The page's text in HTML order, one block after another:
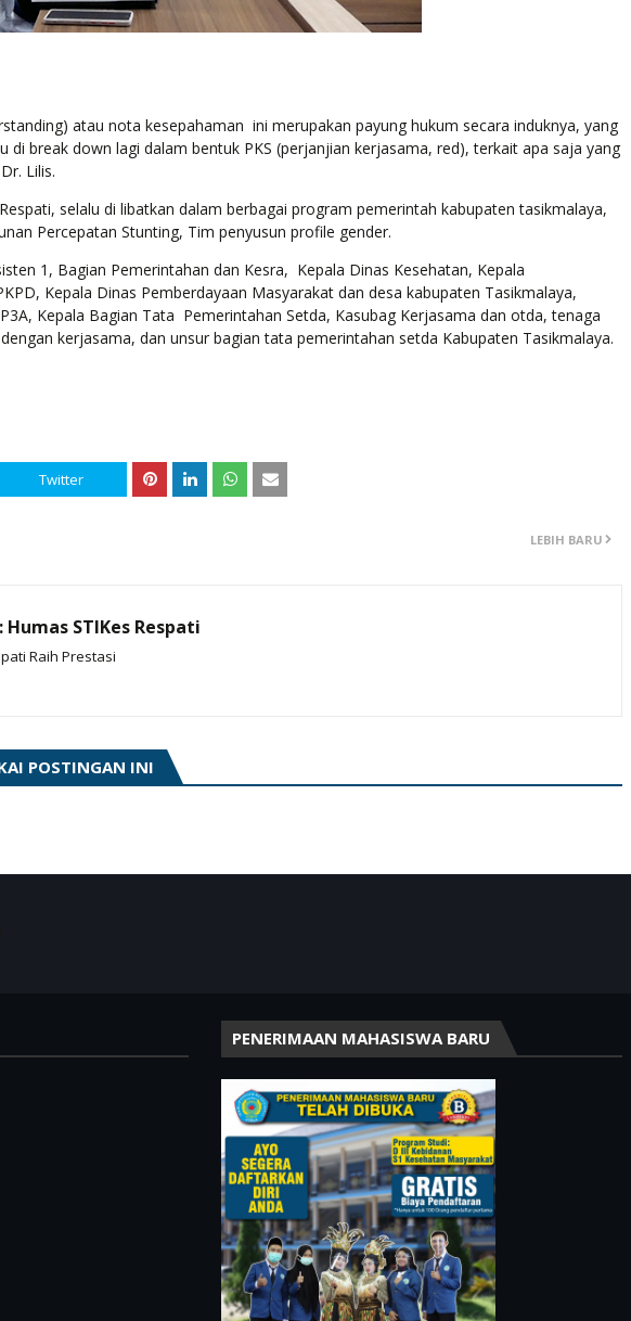
atau nota kesepahaman ini merupakan payung hukum secara induknya, yang
di break down lagi dalam bentuk PKS (perjanjian kerjasama, red), terkait apa saja yang
Lilis.
selalu di libatkan dalam berbagai program pemerintah kabupaten tasikmalaya,
Percepatan Stunting, Tim penyusun profile gender.
1, Bagian Pemerintahan dan Kesra, Kepala Dinas Kesehatan, Kepala
Kepala Dinas Pemberdayaan Masyarakat dan desa kabupaten Tasikmalaya,
Kepala Bagian Tata Pemerintahan Setda, Kasubag Kerjasama dan otda, tenaga
kerjasama, dan unsur bagian tata pemerintahan setda Kabupaten Tasikmalaya.
Twitter
LEBIH BARU
Humas STIKes Respati
Raih Prestasi
POSTINGAN INI
PENERIMAAN MAHASISWA BARU